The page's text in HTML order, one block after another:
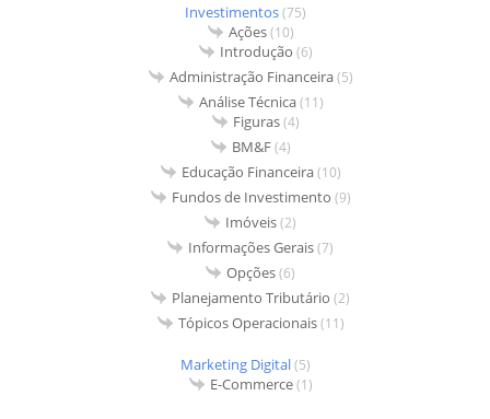
Investimentos(75)
Ações(10)
Introdução (6)
Administração Financeira(5)
Análise Técnica(11)
Figuras(4)
BM&F(4)
Educação Financeira(10)
Fundos de Investimento (9)
Imóveis(2)
Informações Gerais(7)
Opções(6)
Planejamento Tributário (2)
Tópicos Operacionais(11)
Marketing Digital(5)
E-Commerce(1)